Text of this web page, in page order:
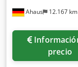
Ahaus 12.167 km
Información de
precio